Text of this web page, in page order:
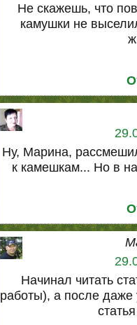
Не скажешь, что
камушки не
Ну, Марина,
к камешкам... Но в
Начинал читать
работы), а после